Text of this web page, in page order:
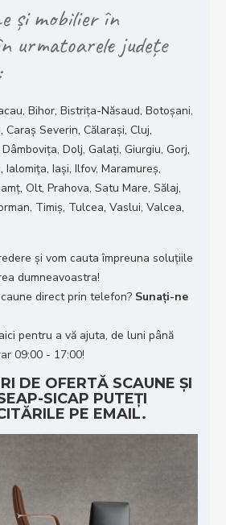
și mobilier în
urmatoarele județe
Bihor, Bistrița-Năsaud, Botoșani,
Caraș Severin, Călarași, Cluj,
Dolj, Galați, Giurgiu, Gorj,
Iași, Ilfov, Maramureș,
Olt, Prahova, Satu Mare, Sălaj,
Timiș, Tulcea, Vaslui, Valcea,
și vom cauta împreuna soluțiile
dumneavoastra!
direct prin telefon? Sunaţi-ne
pentru a vă ajuta, de luni până
09:00 - 17:00!
DE OFERTĂ SCAUNE ȘI
SICAP PUTEȚI
PE EMAIL.